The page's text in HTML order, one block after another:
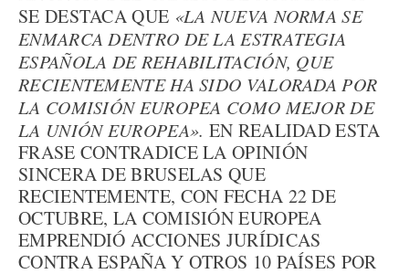
SE DESTACA QUE «LA NUEVA NORMA SE
ENMARCA DENTRO DE LA ESTRATEGIA
ESPAÑOLA DE REHABILITACIÓN, QUE
RECIENTEMENTE HA SIDO VALORADA POR
LA COMISIÓN EUROPEA COMO MEJOR DE
LA UNIÓN EUROPEA». EN REALIDAD ESTA
FRASE CONTRADICE LA OPINIÓN
SINCERA DE BRUSELAS QUE
RECIENTEMENTE, CON FECHA 22 DE
OCTUBRE, LA COMISIÓN EUROPEA
EMPRENDIÓ ACCIONES JURÍDICAS
CONTRA ESPAÑA Y OTROS 10 PAÍSES POR